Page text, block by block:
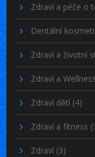
Zdraví a péče o
Dentální
Zdraví a životní
Zdraví a Wellness
Zdraví dětí (4)
Zdraví a fitness
Zdraví (3)